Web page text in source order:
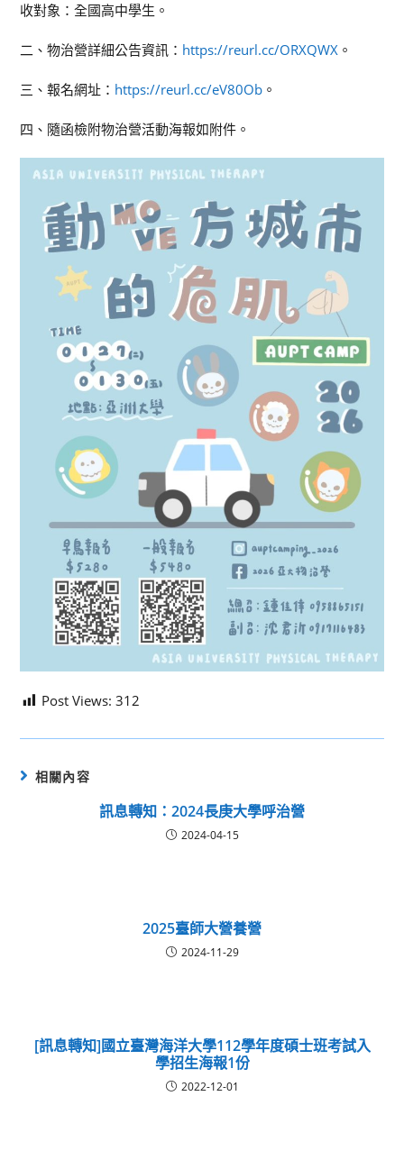
收對象：全國高中學生。
二、物治營詳細公告資訊： https://reurl.cc/ORXQWX 。
三、報名網址： https://reurl.cc/eV80Ob 。
四、隨函檢附物治營活動海報如附件。
Post Views: 312
相關內容
訊息轉知：2024長庚大學呼治營
2024-04-15
2025臺師大營養營
2024-11-29
[訊息轉知]國立臺灣海洋大學112學年度碩士班考試入
學招生海報1份
2022-12-01